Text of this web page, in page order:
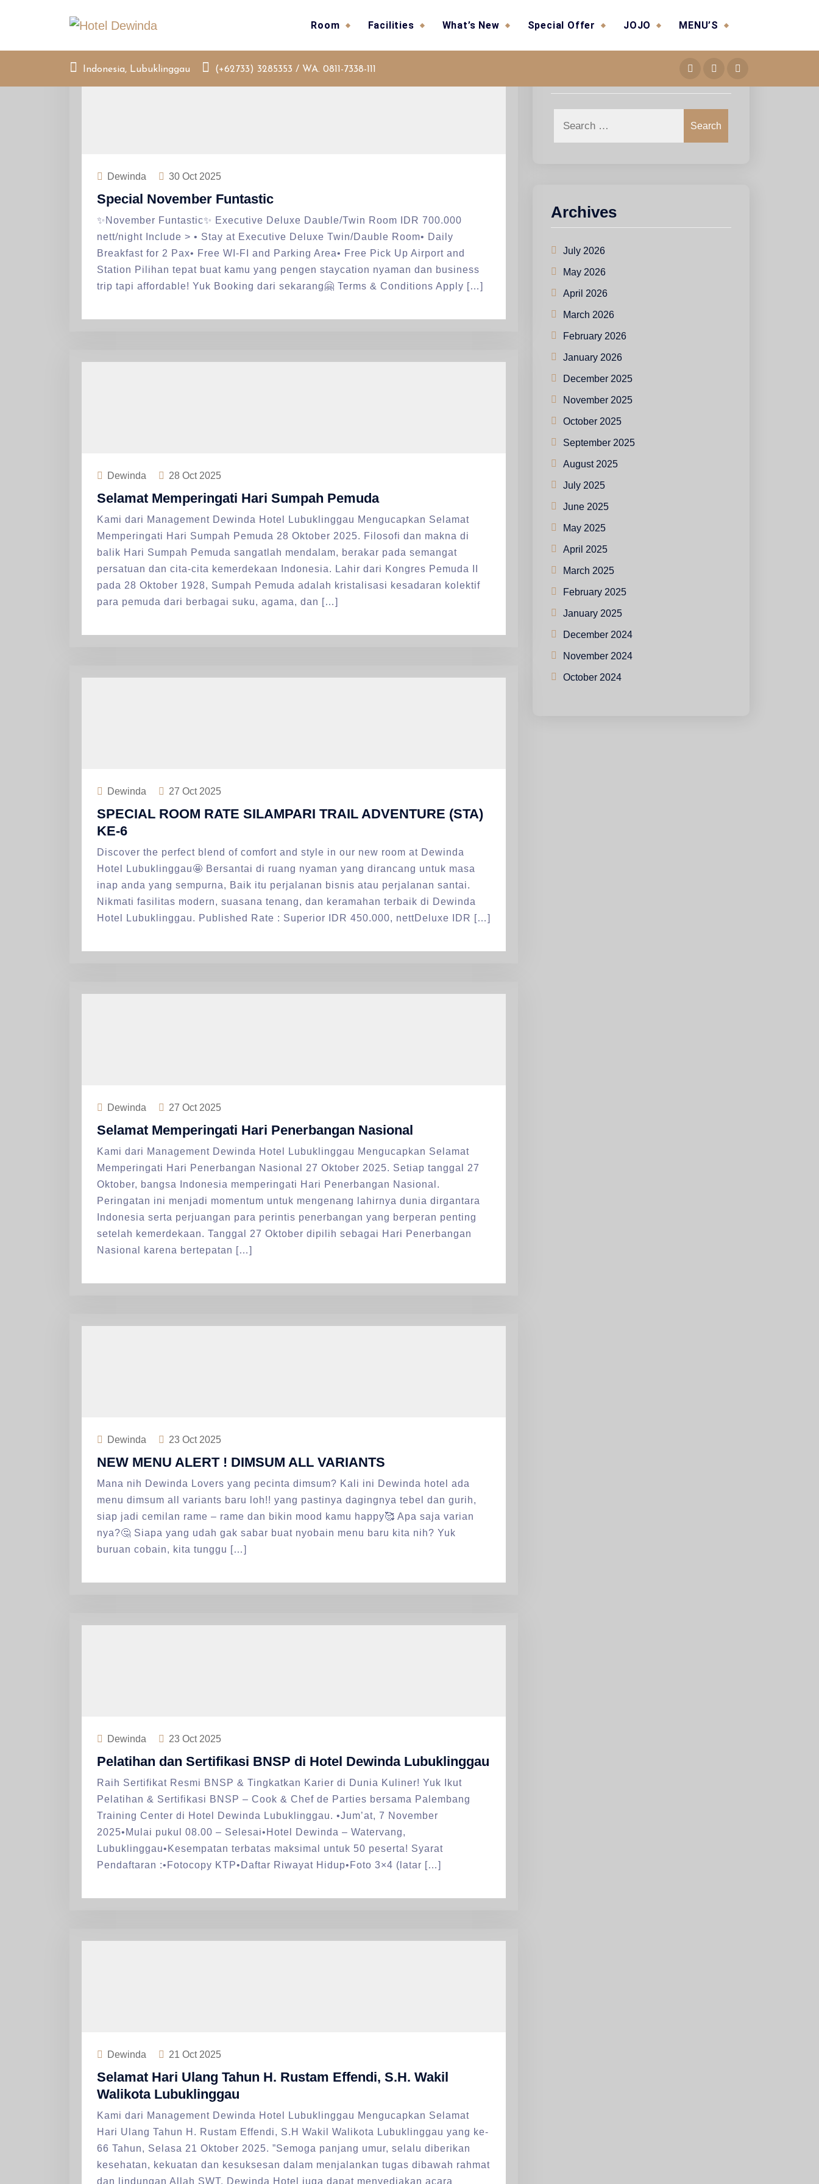
Room Facilities What’s New Special Offer JOJO MENU’S
Indonesia, Lubuklinggau (+62733) 3285353 / WA. 0811-7338-111
Dewinda 30 Oct 2025
Special November Funtastic
✨November Funtastic✨ Executive Deluxe Dauble/Twin Room IDR 700.000
nett/night Include > • Stay at Executive Deluxe Twin/Dauble Room• Daily
Breakfast for 2 Pax• Free WI-FI and Parking Area• Free Pick Up Airport and
Station Pilihan tepat buat kamu yang pengen staycation nyaman dan business
trip tapi affordable! Yuk Booking dari sekarang🤗 Terms & Conditions Apply […]
Dewinda 28 Oct 2025
Selamat Memperingati Hari Sumpah Pemuda
Kami dari Management Dewinda Hotel Lubuklinggau Mengucapkan Selamat
Memperingati Hari Sumpah Pemuda 28 Oktober 2025. Filosofi dan makna di
balik Hari Sumpah Pemuda sangatlah mendalam, berakar pada semangat
persatuan dan cita-cita kemerdekaan Indonesia. Lahir dari Kongres Pemuda II
pada 28 Oktober 1928, Sumpah Pemuda adalah kristalisasi kesadaran kolektif
para pemuda dari berbagai suku, agama, dan […]
Dewinda 27 Oct 2025
SPECIAL ROOM RATE SILAMPARI TRAIL ADVENTURE (STA)
KE-6
Discover the perfect blend of comfort and style in our new room at Dewinda
Hotel Lubuklinggau🤩 Bersantai di ruang nyaman yang dirancang untuk masa
inap anda yang sempurna, Baik itu perjalanan bisnis atau perjalanan santai.
Nikmati fasilitas modern, suasana tenang, dan keramahan terbaik di Dewinda
Hotel Lubuklinggau. Published Rate : Superior IDR 450.000, nettDeluxe IDR […]
Dewinda 27 Oct 2025
Selamat Memperingati Hari Penerbangan Nasional
Kami dari Management Dewinda Hotel Lubuklinggau Mengucapkan Selamat
Memperingati Hari Penerbangan Nasional 27 Oktober 2025. Setiap tanggal 27
Oktober, bangsa Indonesia memperingati Hari Penerbangan Nasional.
Peringatan ini menjadi momentum untuk mengenang lahirnya dunia dirgantara
Indonesia serta perjuangan para perintis penerbangan yang berperan penting
setelah kemerdekaan. Tanggal 27 Oktober dipilih sebagai Hari Penerbangan
Nasional karena bertepatan […]
Dewinda 23 Oct 2025
NEW MENU ALERT ! DIMSUM ALL VARIANTS
Mana nih Dewinda Lovers yang pecinta dimsum? Kali ini Dewinda hotel ada
menu dimsum all variants baru loh!! yang pastinya dagingnya tebel dan gurih,
siap jadi cemilan rame – rame dan bikin mood kamu happy🥰 Apa saja varian
nya?🤔 Siapa yang udah gak sabar buat nyobain menu baru kita nih? Yuk
buruan cobain, kita tunggu […]
Dewinda 23 Oct 2025
Pelatihan dan Sertifikasi BNSP di Hotel Dewinda Lubuklinggau
Raih Sertifikat Resmi BNSP & Tingkatkan Karier di Dunia Kuliner! Yuk Ikut
Pelatihan & Sertifikasi BNSP – Cook & Chef de Parties bersama Palembang
Training Center di Hotel Dewinda Lubuklinggau. •Jum’at, 7 November
2025•Mulai pukul 08.00 – Selesai•Hotel Dewinda – Watervang,
Lubuklinggau•Kesempatan terbatas maksimal untuk 50 peserta! Syarat
Pendaftaran :•Fotocopy KTP•Daftar Riwayat Hidup•Foto 3×4 (latar […]
Dewinda 21 Oct 2025
Selamat Hari Ulang Tahun H. Rustam Effendi, S.H. Wakil
Walikota Lubuklinggau
Kami dari Management Dewinda Hotel Lubuklinggau Mengucapkan Selamat
Hari Ulang Tahun H. Rustam Effendi, S.H Wakil Walikota Lubuklinggau yang ke-
66 Tahun, Selasa 21 Oktober 2025. ”Semoga panjang umur, selalu diberikan
kesehatan, kekuatan dan kesuksesan dalam menjalankan tugas dibawah rahmat
dan lindungan Allah SWT. Dewinda Hotel juga dapat menyediakan acara
Search
Archives
July 2026
May 2026
April 2026
March 2026
February 2026
January 2026
December 2025
November 2025
October 2025
September 2025
August 2025
July 2025
June 2025
May 2025
April 2025
March 2025
February 2025
January 2025
December 2024
November 2024
October 2024